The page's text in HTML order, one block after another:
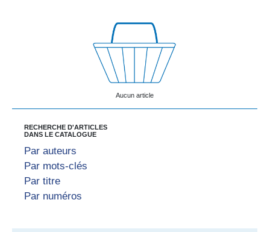
Aucun article
RECHERCHE D'ARTICLES
DANS LE CATALOGUE
Par auteurs
Par mots-clés
Par titre
Par numéros